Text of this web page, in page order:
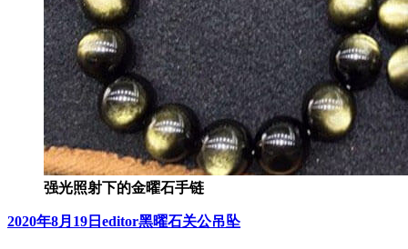
强光照射下的金曜石手链
发
2020年8月19日 作
editor分
黑曜石关公吊坠